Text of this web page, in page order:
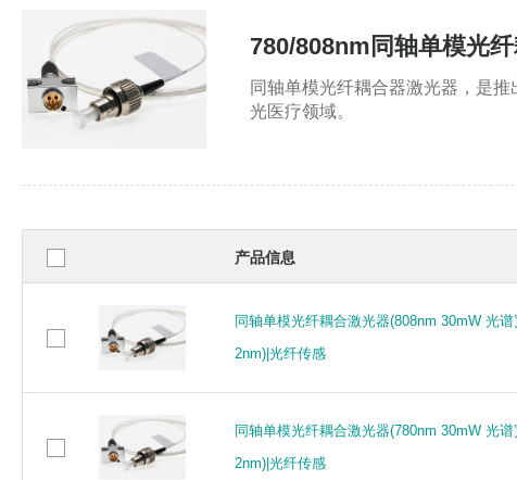
780/808nm同轴单模光
同轴单模光纤耦合器激光器，是
光医疗领域。
产品信息
同轴单模光纤耦合激光器(808nm 30mW 光
2nm)|光纤传感
同轴单模光纤耦合激光器(780nm 30mW 光
2nm)|光纤传感
同轴单模光纤耦合激光器(808nm 30mW 光
2nm)|光纤传感
同轴单模光纤耦合激光器(780nm 30mW 光
2nm)|光纤传感